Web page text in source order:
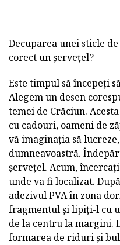
Decuparea unei sticle
corect un șervețel?
Este timpul să începeți
Alegem un desen
temei de Crăciun.
cu cadouri, oameni de
vă imaginația să
dumneavoastră.
șervețel. Acum,
unde va fi localizat.
adezivul PVA în zona
fragmentul și lipiți-l cu
de la centru la margini.
formarea de riduri și